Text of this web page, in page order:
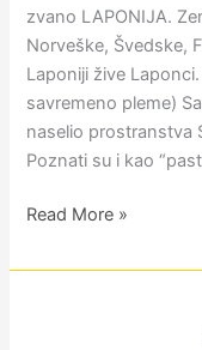
zvano LAPONIJA.
Norveške, Švedske,
Laponiji žive
savremeno pleme)
naselio prostranstva
Poznati su i kao
Read More »